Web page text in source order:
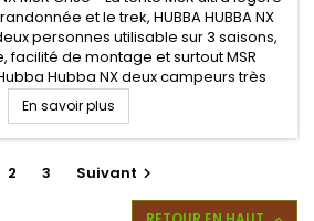
et le trek, HUBBA HUBBA NX
personnes utilisable sur 3 saisons,
facilité de montage et surtout MSR
Hubba NX deux campeurs très
dôme avec coutures étanches, un
très spacieux...
En savoir plus
2 3 Suivant 